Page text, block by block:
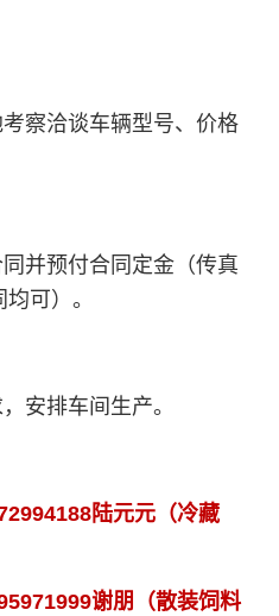
察洽谈车辆型号、价格
并预付合同定金（传真
可）。
安排车间生产。
陆元元（冷藏
谢朋（散装饲料